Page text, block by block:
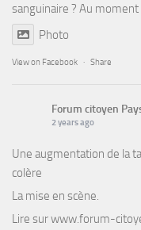
sanguinaire ? Au
Photo
View on Facebook · Share
Forum citoyen
2 years ago
Une augmentation de la
colère
La mise en scène.
Lire surwww.forum-